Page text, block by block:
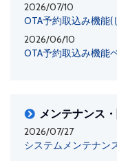
2026/07/10
OTA予約取込み機能(
2026/06/10
OTA予約取込み機能
メンテナンス
2026/07/27
システムメンテナン